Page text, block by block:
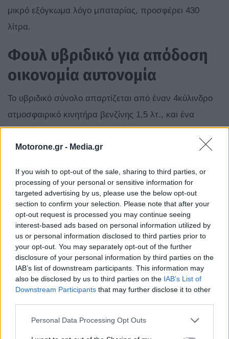
Motorone.gr - Media.gr
If you wish to opt-out of the sale, sharing to third parties, or
processing of your personal or sensitive information for
targeted advertising by us, please use the below opt-out
section to confirm your selection. Please note that after your
opt-out request is processed you may continue seeing
interest-based ads based on personal information utilized by
us or personal information disclosed to third parties prior to
your opt-out. You may separately opt-out of the further
disclosure of your personal information by third parties on the
IAB’s list of downstream participants. This information may
also be disclosed by us to third parties on the IAB’s List of
Downstream Participants that may further disclose it to other
Personal Data Processing Opt Outs
μικρό εξόγκωμα λόγο μπαταρίας, προσφέρει 430
λίτρα.
Φουλ υβριδικό για απόδοση
οικονομία αυτονομία
To υβριδικό σύνολο απαρτίζεται από έναν 4κύλινδρο
ατμοσφαιρικό κινητήρα βενζίνης 1,5 λτ., και ένα
ηλεκτρικό κινητήρα που τροφοδοτείται από μια
μπαταρία 1,83 kWh, με την μετάδοση να γίνεται
κιβωτίου.
Η συνδυαστική απόδοση του θερμικού με τον
ηλεκτροκινητήρα φτάνει στους 204 ίππους και τα 310